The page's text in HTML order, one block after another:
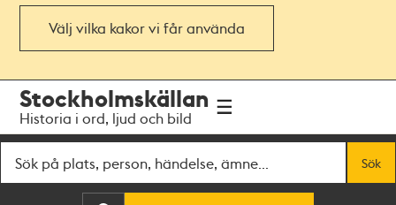
Välj vilka kakor vi får använda
navigationen
huvudinnehållet
Stockholmskällan
Historia i ord, ljud och bild
Sök